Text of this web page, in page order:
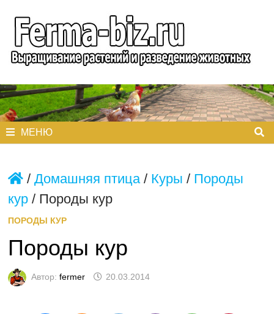
содержимому
МЕНЮ
/ Домашняя птица/ Куры / Породы
кур/ Породы кур
ПОРОДЫ КУР
Породы кур
Автор: fermer 20.03.2014